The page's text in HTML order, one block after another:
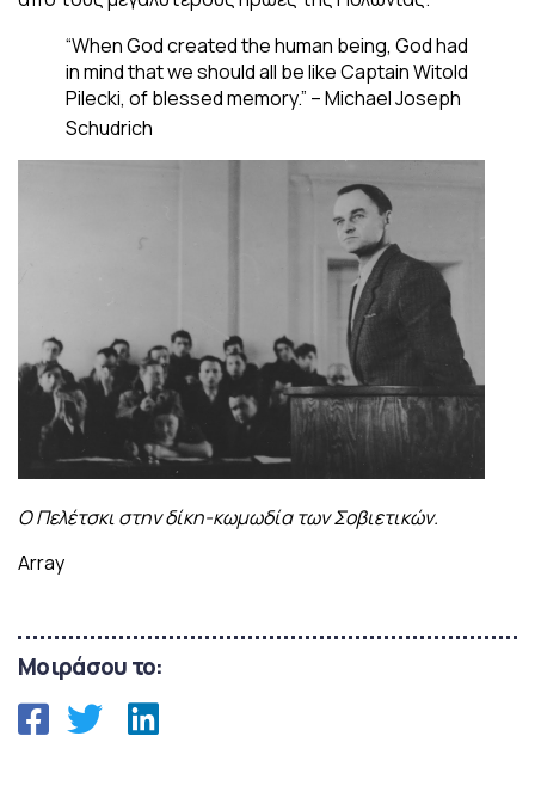
“When God created the human being, God had
in mind that we should all be like Captain Witold
Pilecki, of blessed memory.” – Michael Joseph
Schudrich
Ο Πελέτσκι στην δίκη-κωμωδία των Σοβιετικών.
Array
Μοιράσου το: